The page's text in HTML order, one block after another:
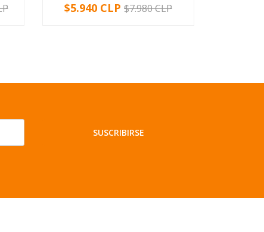
+
$5.940 CLP $7.980 CLP
SUSCRIBIRSE